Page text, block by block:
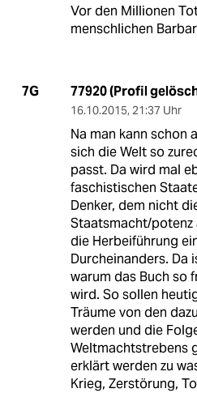
Vor den Millionen
menschlichen
7G 77920 (Profil
16.10.2015, 21:37 Uhr
Na man kann schon
sich die Welt so
passt. Da wird mal
faschistischen
Denker, dem nicht
Staatsmacht/potenz
die Herbeiführung
Durcheinanders. Da
warum das Buch so
wird. So sollen
Träume von den
werden und die
Weltmachtstrebens
erklärt werden zu
Krieg, Zerstörung,